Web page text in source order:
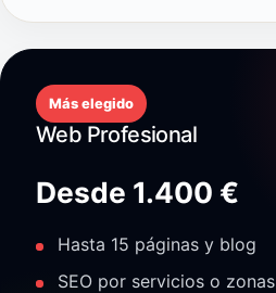
Más elegido
Web Profesional
Desde 1.400 €
Hasta 15 páginas y blog
SEO por servicios o zonas